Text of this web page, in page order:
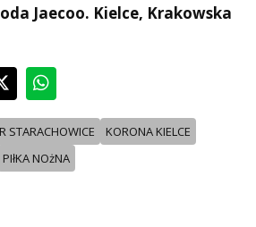
Jaecoo. Kielce, Krakowska
STARACHOWICE
KORONA KIELCE
PIłKA NOżNA